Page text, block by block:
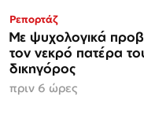
Ρεπορτάζ
Με ψυχολογικά
τον νεκρό πατέρα
δικηγόρος
πριν 6 ώρες